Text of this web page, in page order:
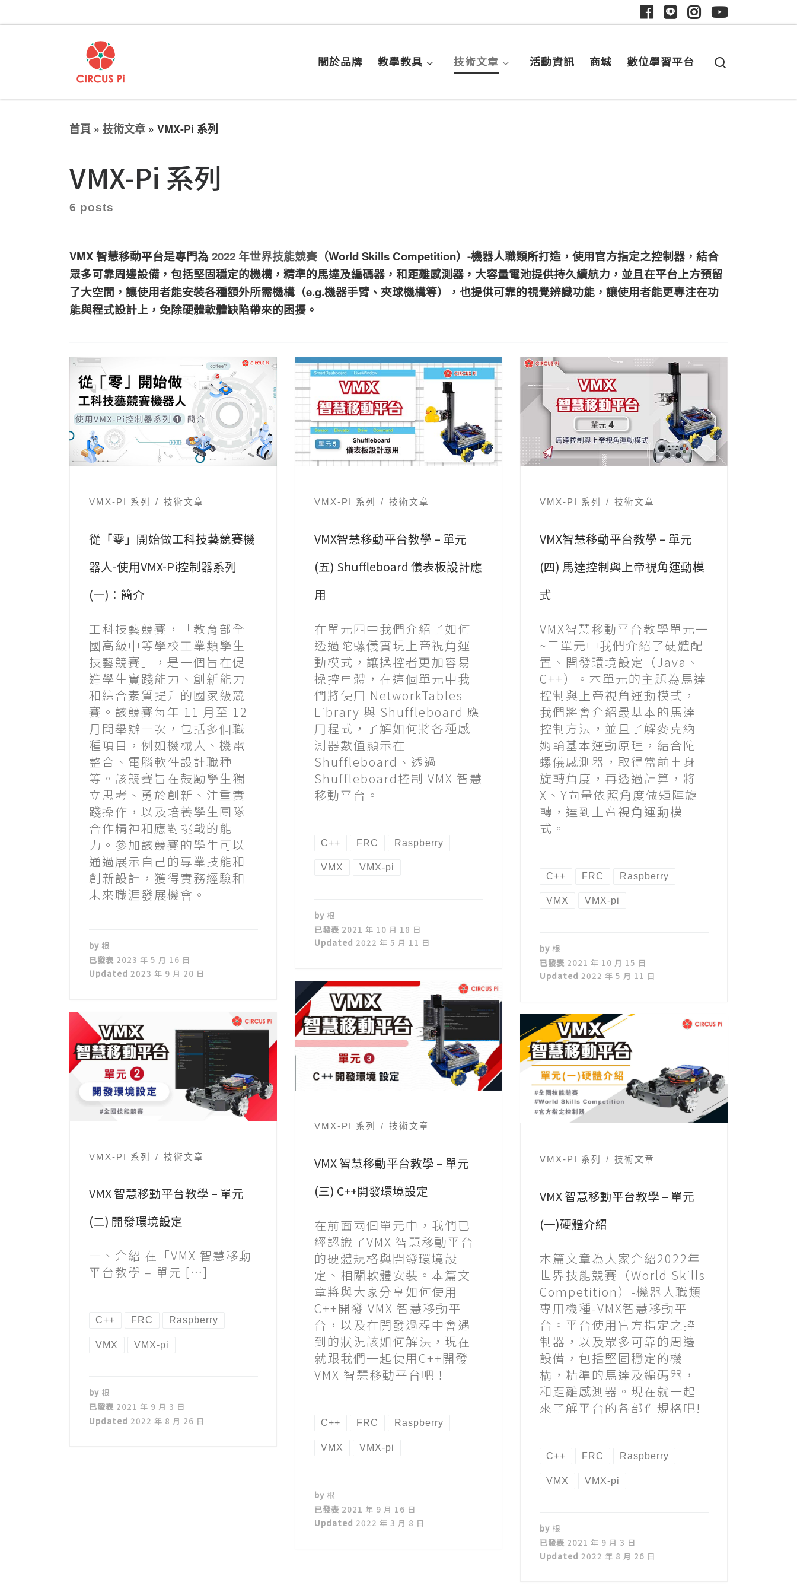
關於品牌 教學教具 技術文章 活動資訊 商城 數位學習平台
首頁 » 技術文章 » VMX-Pi 系列
VMX-Pi 系列
6 posts
VMX 智慧移動平台是專門為2022 年世界技能競賽 （World Skills Competition）-機器人職類所打造，使用官方指定之控制器，結合
眾多可靠周邊設備，包括堅固穩定的機構，精準的馬達及編碼器，和距離感測器，大容量電池提供持久續航力，並且在平台上方預留
了大空間，讓使用者能安裝各種額外所需機構（e.g.機器手臂、夾球機構等），也提供可靠的視覺辨識功能，讓使用者能更專注在功
能與程式設計上，免除硬體軟體缺陷帶來的困擾。
VMX-PI 系列 技術文章
從「零」開始做工科技藝競賽機
器人-使用VMX-Pi控制器系列
(一)：簡介
工科技藝競賽，「教育部全
國高級中等學校工業類學生
技藝競賽」，是一個旨在促
進學生實踐能力、創新能力
和綜合素質提升的國家級競
賽。該競賽每年 11 月至 12
月間舉辦一次，包括多個職
種項目，例如機械人、機電
整合、電腦軟件設計職種
等。該競賽旨在鼓勵學生獨
立思考、勇於創新、注重實
踐操作，以及培養學生團隊
合作精神和應對挑戰的能
力。參加該競賽的學生可以
通過展示自己的專業技能和
創新設計，獲得實務經驗和
未來職涯發展機會。
by 根
已發表 2023 年 5 月 16 日
Updated 2023 年 9 月 20 日
VMX-PI 系列 技術文章
VMX智慧移動平台教學 – 單元
(五) Shuffleboard 儀表板設計應
用
在單元四中我們介紹了如何
透過陀螺儀實現上帝視角運
動模式，讓操控者更加容易
操控車體，在這個單元中我
們將使用 NetworkTables
Library 與 Shuffleboard 應
用程式，了解如何將各種感
測器數值顯示在
Shuffleboard、透過
Shuffleboard控制 VMX 智慧
移動平台。
C++ FRC Raspberry
VMX VMX-pi
by 根
已發表 2021 年 10 月 18 日
Updated 2022 年 5 月 11 日
VMX-PI 系列 技術文章
VMX智慧移動平台教學 – 單元
(四) 馬達控制與上帝視角運動模
式
VMX智慧移動平台教學單元一
~三單元中我們介紹了硬體配
置、開發環境設定（Java、
C++）。本單元的主題為馬達
控制與上帝視角運動模式，
我們將會介紹最基本的馬達
控制方法，並且了解麥克納
姆輪基本運動原理，結合陀
螺儀感測器，取得當前車身
旋轉角度，再透過計算，將
X、Y向量依照角度做矩陣旋
轉，達到上帝視角運動模
式。
C++ FRC Raspberry
VMX VMX-pi
by 根
已發表 2021 年 10 月 15 日
Updated 2022 年 5 月 11 日
VMX-PI 系列 技術文章
VMX 智慧移動平台教學 – 單元
(三) C++開發環境設定
在前面兩個單元中，我們已
經認識了VMX 智慧移動平台
的硬體規格與開發環境設
定、相關軟體安裝。本篇文
章將與大家分享如何使用
C++開發 VMX 智慧移動平
台，以及在開發過程中會遇
到的狀況該如何解決，現在
就跟我們一起使用C++開發
VMX 智慧移動平台吧！
C++ FRC Raspberry
VMX VMX-pi
by 根
已發表 2021 年 9 月 16 日
Updated 2022 年 3 月 8 日
VMX-PI 系列 技術文章
VMX 智慧移動平台教學 – 單元
(二) 開發環境設定
一、介紹 在「VMX 智慧移動
平台教學 – 單元 […]
C++ FRC Raspberry
VMX VMX-pi
by 根
已發表 2021 年 9 月 3 日
Updated 2022 年 8 月 26 日
VMX-PI 系列 技術文章
VMX 智慧移動平台教學 – 單元
(一)硬體介紹
本篇文章為大家介紹2022年
世界技能競賽（World Skills
Competition）-機器人職類
專用機種-VMX智慧移動平
台。平台使用官方指定之控
制器，以及眾多可靠的周邊
設備，包括堅固穩定的機
構，精準的馬達及編碼器，
和距離感測器。現在就一起
來了解平台的各部件規格吧!
C++ FRC Raspberry
VMX VMX-pi
by 根
已發表 2021 年 9 月 3 日
Updated 2022 年 8 月 26 日